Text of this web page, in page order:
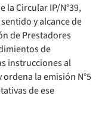
de autoridades
20.285
la Circular IP/N°39,
y alcance de
de Prestadores
de
instrucciones al
la emisión N°5
de ese